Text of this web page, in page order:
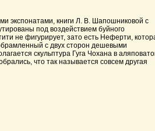
экспонатами, книги Л. В. Шапошниковой с
под воздействием буйного
не фигурирует, зато есть Неферти,
с двух сторон дешевыми
скульптура Гуга Чохана в
что так называется совсем другая